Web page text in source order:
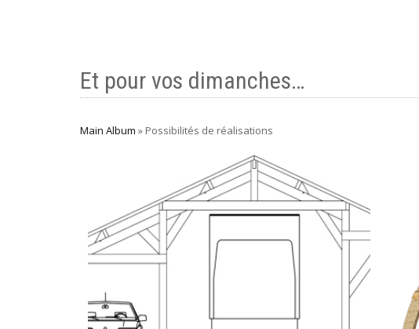
Et pour vos dimanches…
Main Album » Possibilités de réalisations